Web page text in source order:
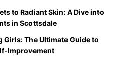
to Radiant Skin: A Dive into
in Scottsdale
Girls: The Ultimate Guide to
Improvement